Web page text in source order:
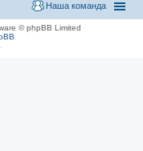
Наша команда
© phpBB Limited